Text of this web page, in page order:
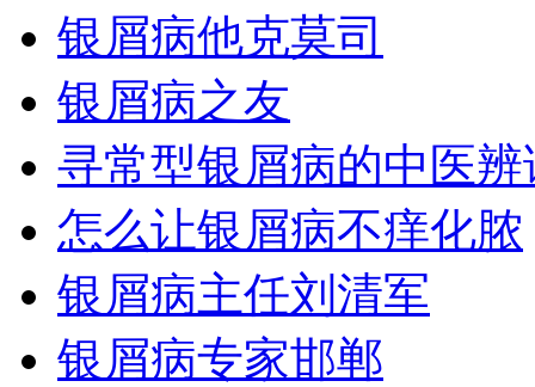
银屑病他克莫司
银屑病之友
寻常型银屑病的中医辨
怎么让银屑病不痒化脓
银屑病主任刘清军
银屑病专家邯郸